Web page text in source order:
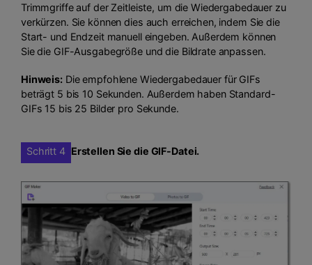
Trimmgriffe auf der Zeitleiste, um die Wiedergabedauer zu
verkürzen. Sie können dies auch erreichen, indem Sie die
Start- und Endzeit manuell eingeben. Außerdem können
Sie die GIF-Ausgabegröße und die Bildrate anpassen.
Hinweis:Die empfohlene Wiedergabedauer für GIFs
beträgt 5 bis 10 Sekunden. Außerdem haben Standard-
GIFs 15 bis 25 Bilder pro Sekunde.
Schritt 4 Erstellen Sie die GIF-Datei.